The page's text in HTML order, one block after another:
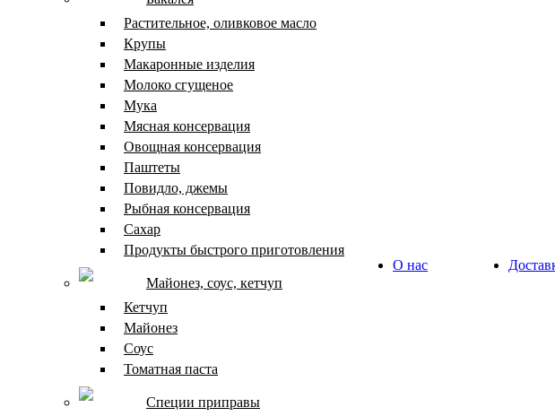
Растительное, оливковое масло
Крупы
Макаронные изделия
Молоко сгущеное
Мука
Мясная консервация
Овощная консервация
Паштеты
Повидло, джемы
Рыбная консервация
Сахар
Продукты быстрого приготовления
Майонез, соус, кетчуп
Кетчуп
Майонез
Соус
Томатная паста
Специи приправы
О нас